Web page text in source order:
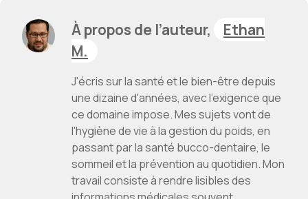
À propos de l’auteur,
Ethan
M.
J'écris sur la santé et le bien-être depuis
une dizaine d'années, avec l'exigence que
ce domaine impose. Mes sujets vont de
l'hygiène de vie à la gestion du poids, en
passant par la santé bucco-dentaire, le
sommeil et la prévention au quotidien. Mon
travail consiste à rendre lisibles des